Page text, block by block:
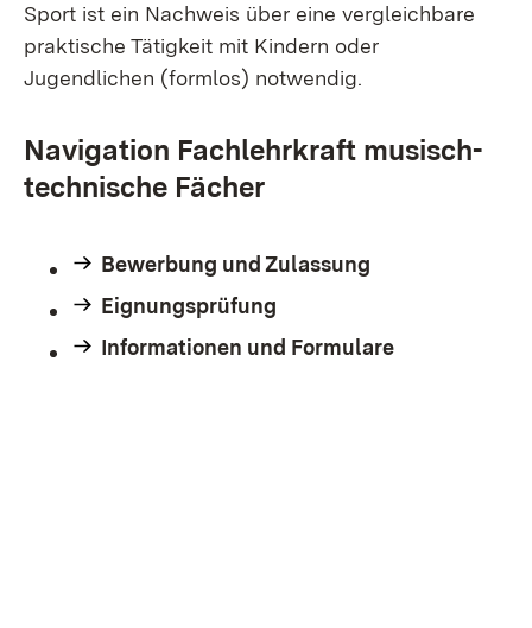
Sport ist ein Nachweis über eine vergleichbare
praktische Tätigkeit mit Kindern oder
Jugendlichen (formlos) notwendig.
Navigation Fachlehrkraft musisch-
technische Fächer
Bewerbung und Zulassung
Eignungsprüfung
Informationen und Formulare